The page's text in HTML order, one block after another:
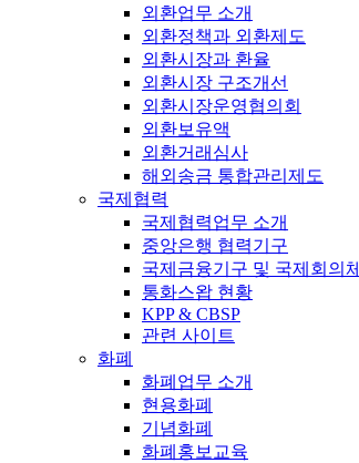
외환업무 소개
외환정책과 외환제도
외환시장과 환율
외환시장 구조개선
외환시장운영협의회
외환보유액
외환거래심사
해외송금 통합관리제도
국제협력
국제협력업무 소개
중앙은행 협력기구
국제금융기구 및 국제회의체
통화스왑 현황
KPP & CBSP
관련 사이트
화폐
화폐업무 소개
현용화폐
기념화폐
화폐홍보교육